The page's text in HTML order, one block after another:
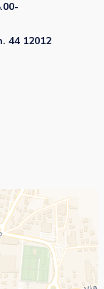
44 12012